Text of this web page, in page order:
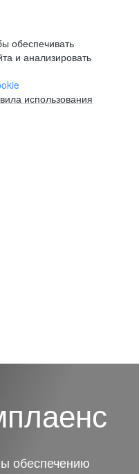
обеспечивать
и анализировать
использования
обеспечению